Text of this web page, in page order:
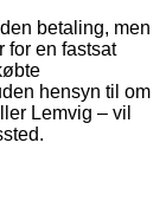
betaling, men
for en fastsat
hensyn til om
Lemvig – vil